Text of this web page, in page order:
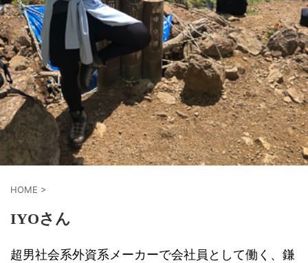
HOME >
IYOさん
超男社会系外資系メーカーで会社員として働く、鎌